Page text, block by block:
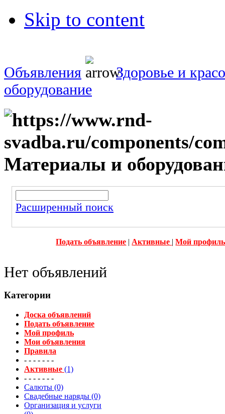
Skip to content
Объявления
Здоровье и
оборудование
Материалы и
Расширенный поиск
Подать объявление | Активные |Мой профиль
Нет объявлений
Категории
Доска объявлений
Подать объявление
Мой профиль
Мои объявления
Правила
- - - - - - -
Активные (1)
- - - - - - -
Салюты (0)
Свадебные наряды (0)
Организация и услуги